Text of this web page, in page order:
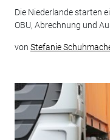
Die Niederlande starten
OBU, Abrechnung und
von Stefanie